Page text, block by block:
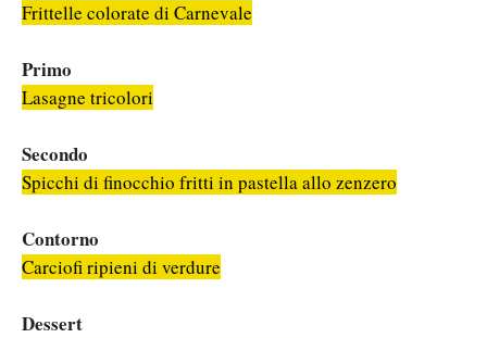
Frittelle colorate di Carnevale
Primo
Lasagne tricolori
Secondo
Spicchi di finocchio fritti in pastella allo zenzero
Contorno
Carciofi ripieni di verdure
Dessert